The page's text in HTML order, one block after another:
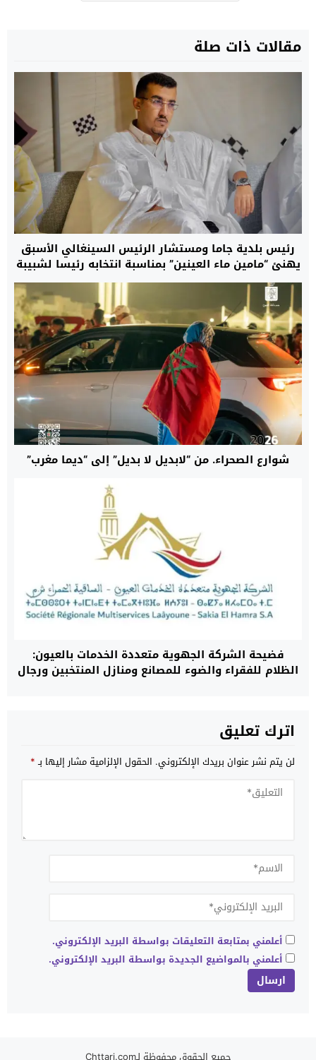
مقالات ذات صلة
رئيس بلدية جاما ومستشار الرئيس السينغالي الأسبق
يهنئ “مامين ماء العينين” بمناسبة انتخابه رئيسا لشبيبة
حزب الغزالة
شوارع الصحراء. من “لابديل لا بديل” إلى “ديما مغرب”
فضيحة الشركة الجهوية متعددة الخدمات بالعيون:
الظلام للفقراء والضوء للمصانع ومنازل المنتخبين ورجال
اترك تعليق
لن يتم نشر عنوان بريدك الإلكتروني. الحقول الإلزامية مشار إليها بـ*
أعلمني بمتابعة التعليقات بواسطة البريد الإلكتروني.
أعلمني بالمواضيع الجديدة بواسطة البريد الإلكتروني.